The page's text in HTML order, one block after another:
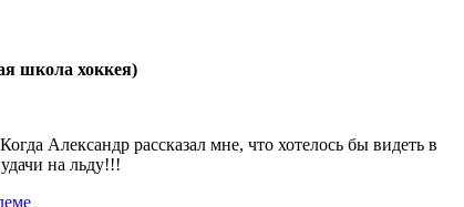
школа хоккея)
Александр рассказал мне, что хотелось бы видеть в
на льду!!!